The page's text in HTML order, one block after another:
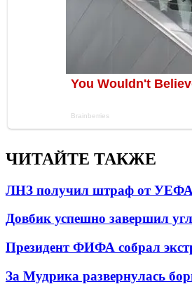
ЧИТАЙТЕ ТАКЖЕ
ЛНЗ получил штраф от УЕФА
Довбик успешно завершил
Президент ФИФА собрал
За Мудрика развернулась